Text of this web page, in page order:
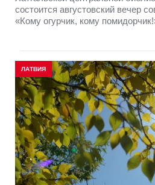
состоится августовский вечер
«Кому огурчик, кому
ЛАТВИЯ